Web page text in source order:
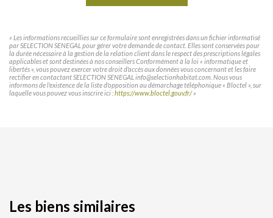
« Les informations recueillies sur ce formulaire sont enregistrées dans un fichier informatisé
par SELECTION SENEGAL pour gérer votre demande de contact. Elles sont conservées pour
la durée nécessaire à la gestion de la relation client dans le respect des prescriptions légales
applicables et sont destinées à nos conseillers Conformément à la loi « informatique et
libertés », vous pouvez exercer votre droit d'accès aux données vous concernant et les faire
rectifier en contactant SELECTION SENEGAL info@selectionhabitat.com. Nous vous
informons de l'existence de la liste d'opposition au démarchage téléphonique « Bloctel », sur
laquelle vous pouvez vous inscrire ici :https://www.bloctel.gouv.fr/»
Les biens similaires